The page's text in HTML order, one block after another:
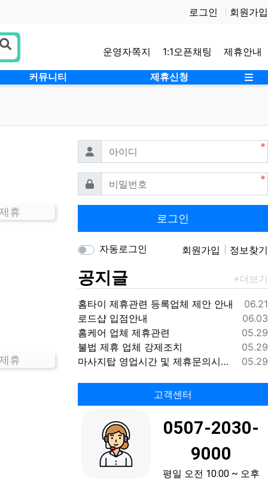
로그인 회원가입
운영자쪽지 1:1오픈채팅 제휴안내
커뮤니티 제휴신청 사
휴
휴
아이디 필수
비밀번호필수
로그인
자동로그인 회원가입 정보찾기
공지글
등록
06.21
홈타이 제휴관련 등록업체 제안 안내
등록
06.03
로드샵 입점안내
등록
05.29
홈케어 업체 제휴관련
등록
05.29
불법 제휴 업체 강제조치
등록
05.29
마사지탑 영업시간 및 제휴문의시간 안내
고객센터
0507-2030-
9000
평일 오전 10:00 ~ 오후